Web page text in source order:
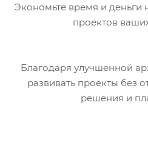
Экономьте время и деньги
проектов
Благодаря улучшенной
развивать проекты без
решения и